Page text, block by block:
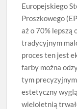
Europejskiego
Proszkowego
aż o 70% lepszą
tradycyjnym
proces ten jest
farby można
tym
estetyczny
wieloletnią